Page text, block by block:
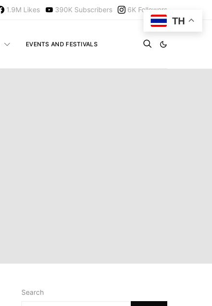
1.9M Likes 390K Subscribers 6K Followers
EVENTS AND FESTIVALS
Search
TH